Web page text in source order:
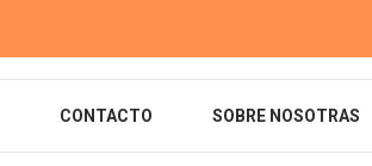
CONTACTO SOBRE NOSOTRAS